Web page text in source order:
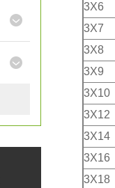
3X6
3X7
3X8
3X9
3X10
3X12
3X14
3X16
3X18